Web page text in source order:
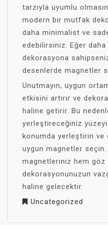
tarzıyla uyumlu
modern bir mutfak
daha minimalist ve
edebilirsiniz. Eğer
dekorasyona
desenlerde magnetler
Unutmayın, uygun
etkisini artırır ve
haline getirir. Bu
yerleştireceğiniz
konumda yerleştirin ve
uygun magnetler seçin.
magnetleriniz hem göz
dekorasyonunuzun
haline gelecektir.
Uncategorized